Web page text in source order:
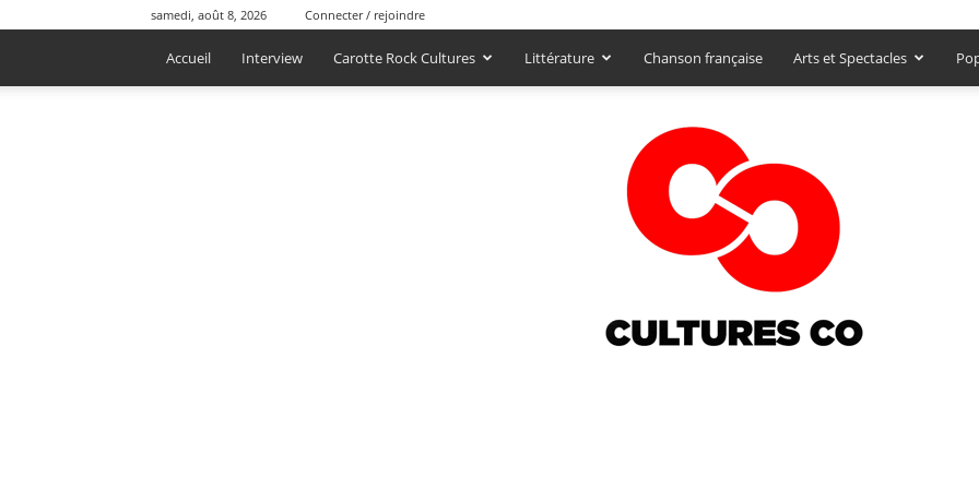
samedi, août 8, 2026 Connecter / rejoindre
Accueil Interview Carotte Rock Cultures Littérature Chanson française Arts et Spectacles